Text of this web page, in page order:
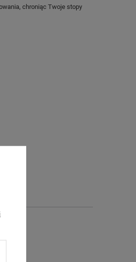
chroniąc Twoje stopy